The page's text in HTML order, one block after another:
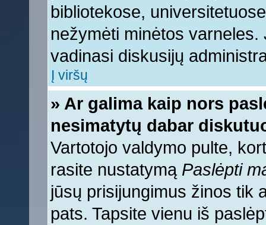
bibliotekose,
nežymėti minėtos
vadinasi diskusijų
Į viršų
» Ar galima kaip nors
nesimatytų dabar
Vartotojo valdymo pulte,
rasite nustatymą Paslėpti
jūsų prisijungimus žinos tik
pats. Tapsite vienu iš